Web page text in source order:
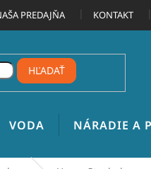
PREDAJŇA KONTAKT
HĽADAŤ
VODA NÁRADIE A